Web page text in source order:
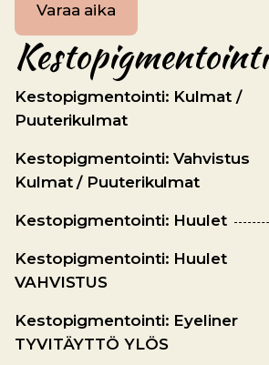
Varaa aika
Kestopigmentointi
Kestopigmentointi: Kulmat /
Puuterikulmat
Kestopigmentointi: Vahvistus
Kulmat / Puuterikulmat
Kestopigmentointi: Huulet
Kestopigmentointi: Huulet
VAHVISTUS
Kestopigmentointi: Eyeliner
TYVITÄYTTÖ YLÖS